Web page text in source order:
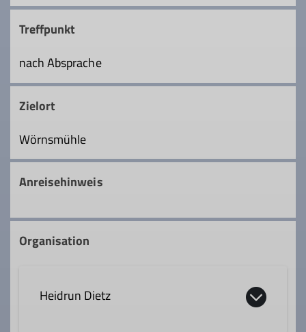
Treffpunkt
nach Absprache
Zielort
Wörnsmühle
Anreisehinweis
Organisation
Heidrun Dietz